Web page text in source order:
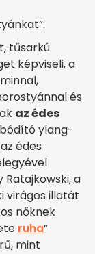
tűsarkú
képviseli, a
és
az édes
ylang-
édes
Ratajkowski, a
virágos illatát
nőknek
ruha”
mint